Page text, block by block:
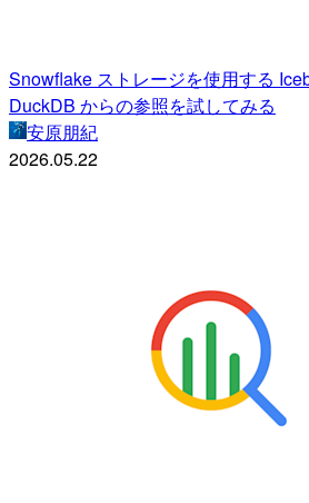
Snowflake ストレージを使用する
DuckDB からの参照を試してみる
安原朋紀
2026.05.22